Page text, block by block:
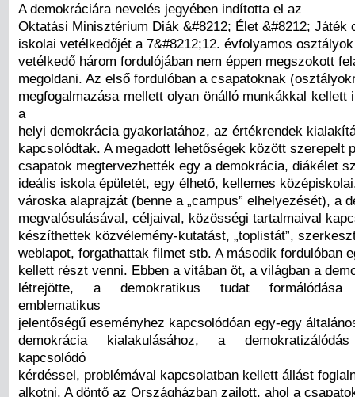
A demokráciára nevelés jegyében indította el az
Oktatási Minisztérium Diák &#8212; Élet &#8212; Játék
iskolai vetélkedőjét a 7&#8212;12. évfolyamos
vetélkedő három fordulójában nem éppen megszokott
megoldani. Az első fordulóban a csapatoknak
megfogalmazása mellett olyan önálló munkákkal kellett
a
helyi demokrácia gyakorlatához, az értékrendek
kapcsolódtak. A megadott lehetőségek között szerepelt
csapatok megtervezhették egy a demokrácia, diákélet
ideális iskola épületét, egy élhető, kellemes
városka alaprajzát (benne a „campus” elhelyezését), a
megvalósulásával, céljaival, közösségi tartalmaival
készíthettek közvélemény-kutatást, „toplistát”,
weblapot, forgathattak filmet stb. A második fordulóban
kellett részt venni. Ebben a vitában öt, a világban a
létrejötte, a demokratikus tudat formálódása
emblematikus
jelentőségű eseményhez kapcsolódóan egy-egy
demokrácia kialakulásához, a
kapcsolódó
kérdéssel, problémával kapcsolatban kellett állást
alkotni. A döntő az Országházban zajlott, ahol a